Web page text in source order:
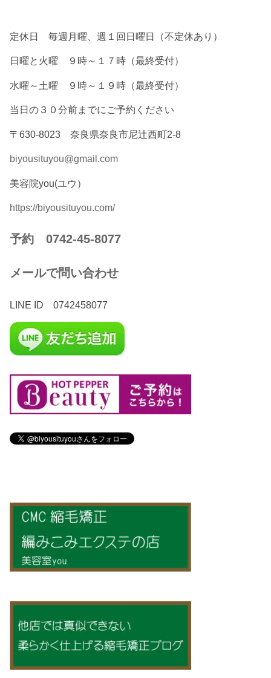
定休日 毎週月曜、週１回日曜日（不定休あり）
日曜と火曜 ９時～１７時（最終受付）
水曜～土曜 ９時～１９時（最終受付）
当日の３０分前までにご予約ください
〒630-8023 奈良県奈良市尼辻西町2-8
biyousituyou@gmail.com
美容院you(ユウ）
https://biyousituyou.com/
予約 0742-45-8077
メールで問い合わせ
LINE ID 0742458077